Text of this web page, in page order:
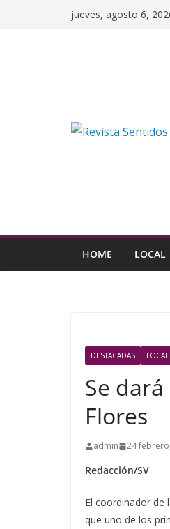
jueves, agosto 6,
HOME LOCAL
DESTACADAS LOCAL
Se
Flores
admin 24
Redacción/SV
El coordinador de
que uno de los